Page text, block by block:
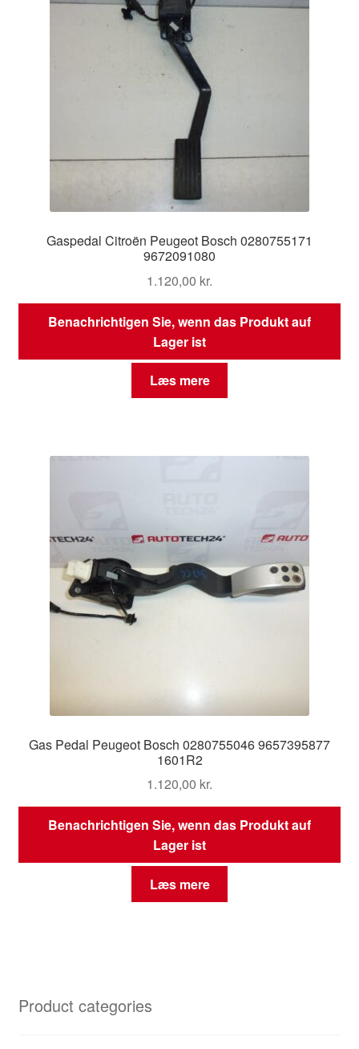
Gaspedal Citroën Peugeot Bosch 0280755171
9672091080
1.120,00 kr.
Benachrichtigen Sie, wenn das Produkt auf
Lager ist
Læs mere
Gas Pedal Peugeot Bosch 0280755046 9657395877
1601R2
1.120,00 kr.
Benachrichtigen Sie, wenn das Produkt auf
Lager ist
Læs mere
Product categories